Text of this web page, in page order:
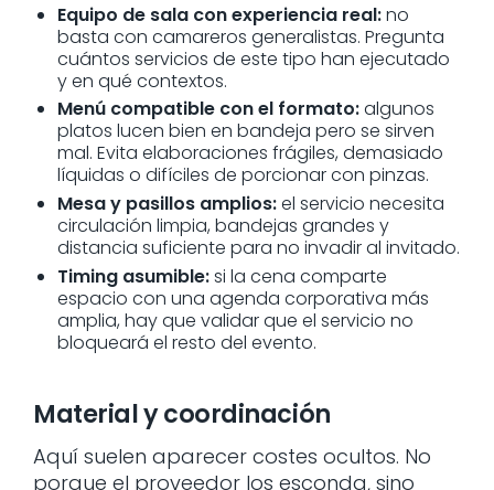
Equipo de sala con experiencia real:no
basta con camareros generalistas. Pregunta
cuántos servicios de este tipo han ejecutado
y en qué contextos.
Menú compatible con el formato:algunos
platos lucen bien en bandeja pero se sirven
mal. Evita elaboraciones frágiles, demasiado
líquidas o difíciles de porcionar con pinzas.
Mesa y pasillos amplios:el servicio necesita
circulación limpia, bandejas grandes y
distancia suficiente para no invadir al invitado.
Timing asumible:si la cena comparte
espacio con una agenda corporativa más
amplia, hay que validar que el servicio no
bloqueará el resto del evento.
Material y coordinación
Aquí suelen aparecer costes ocultos. No
porque el proveedor los esconda, sino